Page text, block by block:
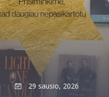
29 sausio, 2026